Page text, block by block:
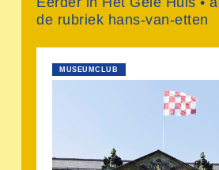
de rubriek hans-van-etten
MUSEUMCLUB